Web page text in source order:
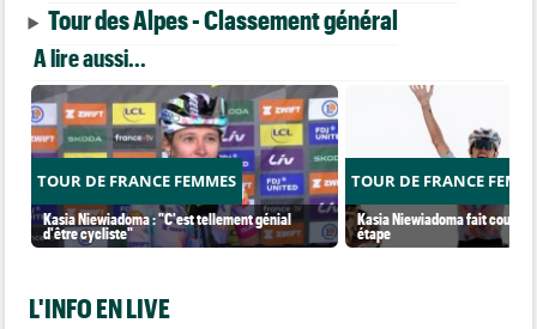
Tour des Alpes - Classement général
A lire aussi...
TOUR DE FRANCE FEMMES
Kasia Niewiadoma : "C'est tellement génial
d'être cycliste"
TOUR DE FRANCE
Kasia Niewiadoma fait coup
étape
L'INFO EN LIVE